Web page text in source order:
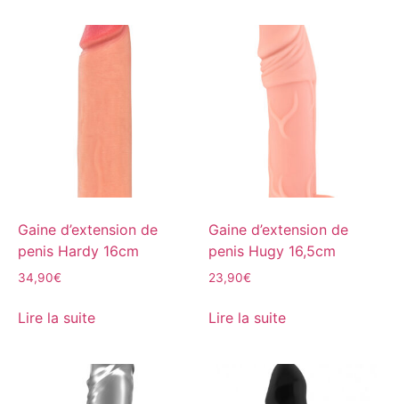
Gaine d’extension de
penis Hardy 16cm
34,90€
Lire la suite
Gaine d’extension de
penis Hugy 16,5cm
23,90€
Lire la suite